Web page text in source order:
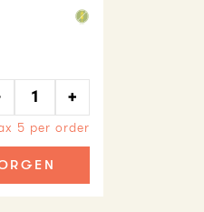
+
5 per order